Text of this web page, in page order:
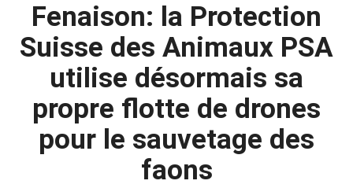
Fenaison: la Protection
Suisse des Animaux PSA
utilise désormais sa
propre flotte de drones
pour le sauvetage des
faons